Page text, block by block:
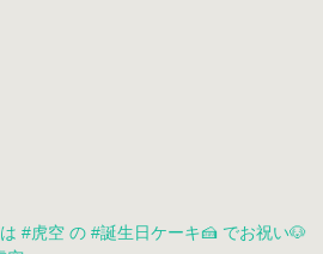
#虎空 の #誕生日ケーキ🍰 でお祝い🐶